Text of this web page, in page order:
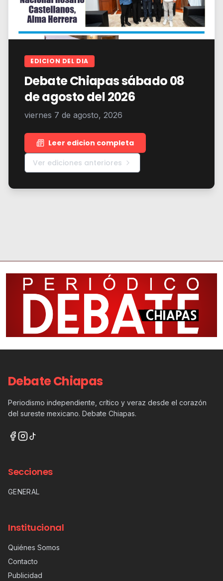
EDICION DEL DIA
Debate Chiapas sábado 08
de agosto del 2026
viernes 7 de agosto, 2026
Leer edicion completa
Ver ediciones anteriores
Debate Chiapas
Periodismo independiente, crítico y veraz desde el corazón
del sureste mexicano. Debate Chiapas.
Secciones
GENERAL
Institucional
Quiénes Somos
Contacto
Publicidad